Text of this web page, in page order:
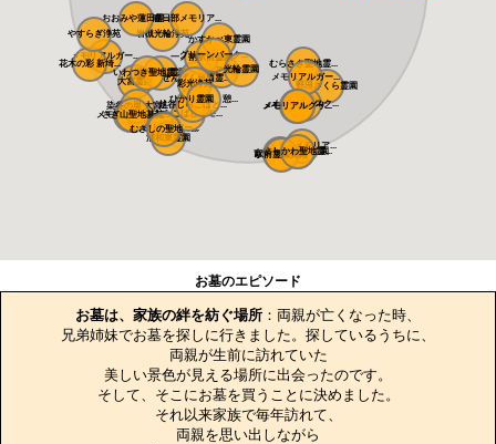
メモリアルパー...
大宮霊園
メモリアルパー...
染谷の里 大宮...
槻の城山霊園
岩槻光輪浄苑
しらこばとメモ...
メモリアルガー...
花木の彩 新埼...
さくら聖地霊園
さくらメモリア...
吉川美南霊園
駅前霊園美南
メモリアル越谷...
せんげん台西霊...
越谷しらこばと...
一ノ割駅前霊園
かすかべ東霊園
おおみや蓮田霊...
浦和東霊園
春日部メモリア...
やすらぎ浄苑
さぎ山聖地墓苑
よしかわ聖地霊...
むさしの聖地 ...
いわつき聖地霊...
グリーンパーク...
光輪霊園
彩光浄苑
ひかり霊園 憩...
むらさき聖地霊...
野田さくら霊園
メモリアルスク...
メモリアルガー...
メモリアルパー...
メモリアルグリ...
お墓のエピソード
お墓は、家族の絆を紡ぐ場所 ：両親が亡くなった時、
兄弟姉妹でお墓を探しに行きました。探しているうちに、
両親が生前に訪れていた
美しい景色が見える場所に出会ったのです。
そして、そこにお墓を買うことに決めました。
それ以来家族で毎年訪れて、
両親を思い出しながら